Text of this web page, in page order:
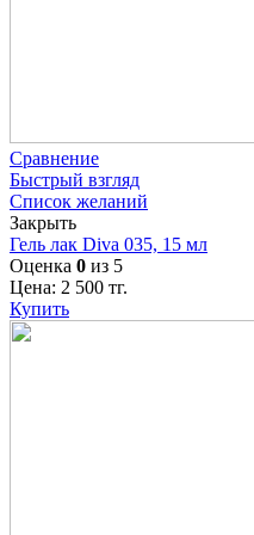
Сравнение
Быстрый взгляд
Список желаний
Закрыть
Гель лак Diva 035, 15 мл
Оценка 0 из 5
Цена: 2 500 тг.
Купить